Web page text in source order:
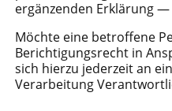
ergänzenden Erklärung —
Möchte eine betroffene
Berichtigungsrecht in
sich hierzu jederzeit an
Verarbeitung